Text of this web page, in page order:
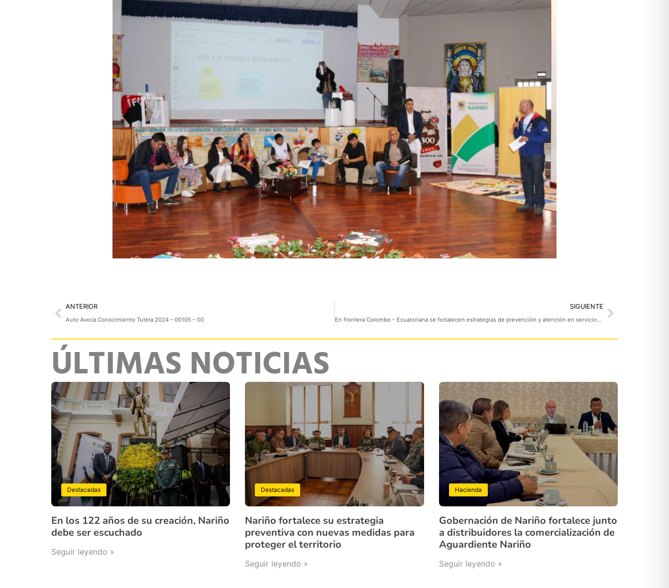
Prev
ANTERIOR
Auto Avoca Conocimiento Tutela 2024 – 00105 – 00
SIGUIENTE
En frontera Colombo – Ecuatoriana se fortalecen estrategias de prevención y atención en servicios migratorios
Next
ÚLTIMAS NOTICIAS
Destacadas
En los 122 años de su creación, Nariño
debe ser escuchado
Seguir leyendo »
Destacadas
Nariño fortalece su estrategia
preventiva con nuevas medidas para
proteger el territorio
Seguir leyendo »
Hacienda
Gobernación de Nariño fortalece junto
a distribuidores la comercialización de
Aguardiente Nariño
Seguir leyendo »